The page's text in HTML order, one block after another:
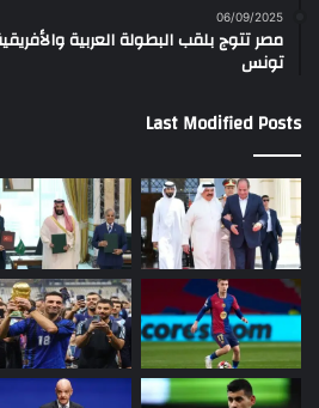
06/09/2025
مصر تتوج بلقب البطولة العربية
تونس
Last Modified Posts